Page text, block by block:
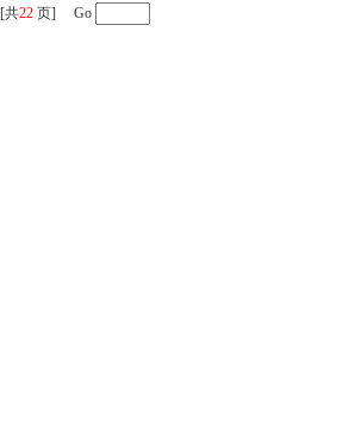
[共22 页] Go